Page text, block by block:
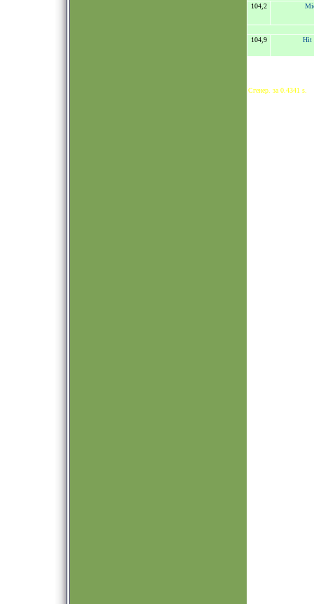
104,2
104,9 Hit
Сгенер. за 0.4341 s.